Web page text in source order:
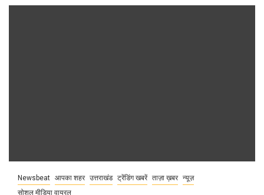
Newsbeat आपका शहर उत्तराखंड ट्रेंडिंग खबरें ताज़ा ख़बर न्यूज़
सोशल मीडिया वायरल